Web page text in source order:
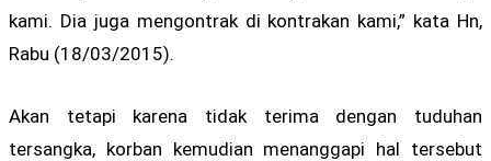
kami. Dia juga mengontrak di kontrakan kami,” kata Hn,
Rabu (18/03/2015).
Akan tetapi karena tidak terima dengan tuduhan
tersangka, korban kemudian menanggapi hal tersebut